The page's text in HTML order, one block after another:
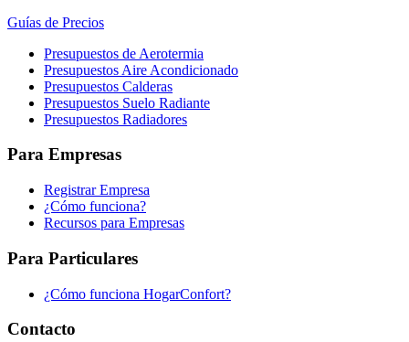
Guías de Precios
Presupuestos de Aerotermia
Presupuestos Aire Acondicionado
Presupuestos Calderas
Presupuestos Suelo Radiante
Presupuestos Radiadores
Para Empresas
Registrar Empresa
¿Cómo funciona?
Recursos para Empresas
Para Particulares
¿Cómo funciona HogarConfort?
Contacto